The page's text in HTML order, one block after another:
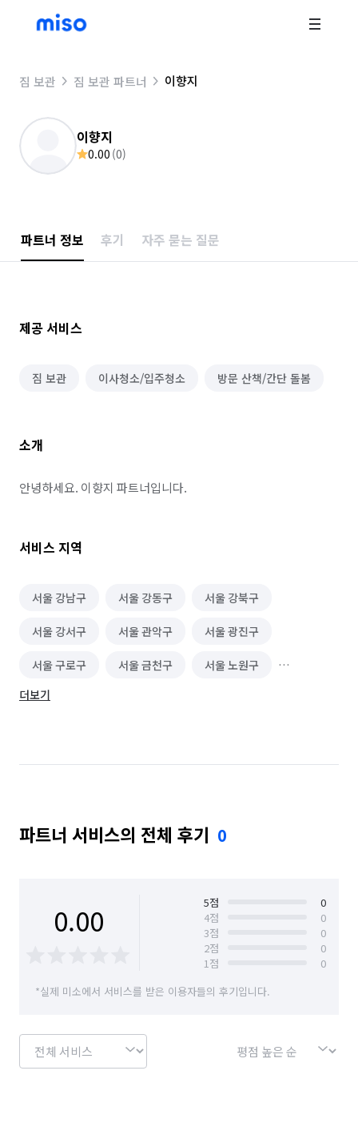
짐 보관 짐 보관 파트너 이향지
이향지
0.00 (0)
파트너 정보 후기 자주 묻는 질문
제공 서비스
짐 보관 이사청소/입주청소 방문 산책/간단 돌봄
소개
안녕하세요. 이향지 파트너입니다.
서비스 지역
서울 강남구 서울 강동구 서울 강북구
서울 강서구 서울 관악구 서울 광진구
서울 구로구 서울 금천구 서울 노원구
서울 도봉구
서울 성동구 서울 성북구 서울 송파구
서울 은평구 서울 종로구 서울 중구
더보기
파트너 서비스의 전체 후기 0
0.00 5점
0
4점
0
3점
0
2점
0
1점
0
*실제 미소에서 서비스를 받은 이용자들의 후기입니다.